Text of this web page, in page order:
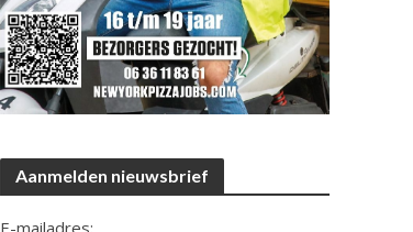
Aanmelden nieuwsbrief